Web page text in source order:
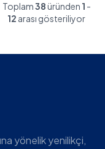
Toplam38üründen 1 -
12 arası gösteriliyor
yönelik yenilikçi,